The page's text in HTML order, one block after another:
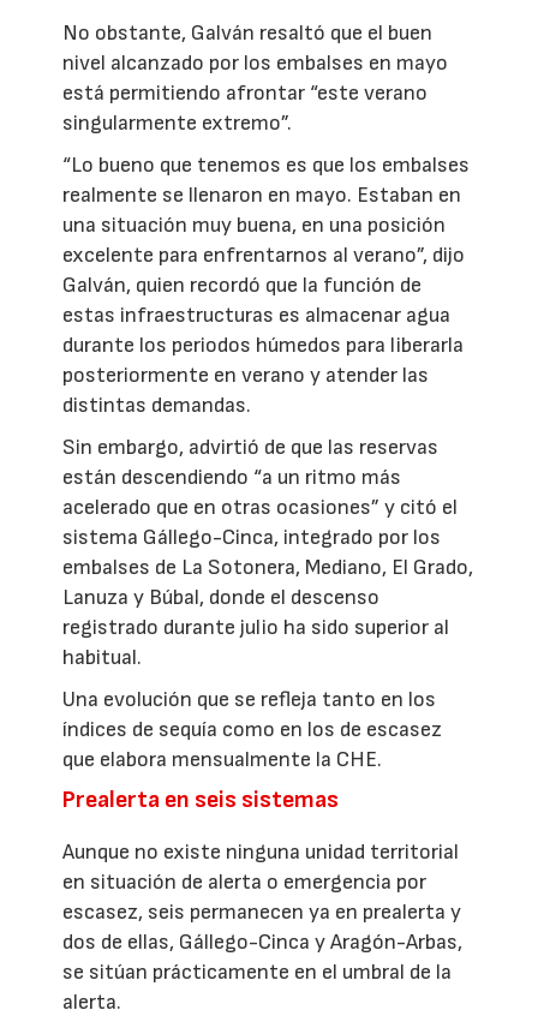
No obstante, Galván resaltó que el buen
nivel alcanzado por los embalses en mayo
está permitiendo afrontar “este verano
singularmente extremo”.
“Lo bueno que tenemos es que los embalses
realmente se llenaron en mayo. Estaban en
una situación muy buena, en una posición
excelente para enfrentarnos al verano”, dijo
Galván, quien recordó que la función de
estas infraestructuras es almacenar agua
durante los periodos húmedos para liberarla
posteriormente en verano y atender las
distintas demandas.
Sin embargo, advirtió de que las reservas
están descendiendo “a un ritmo más
acelerado que en otras ocasiones” y citó el
sistema Gállego-Cinca, integrado por los
embalses de La Sotonera, Mediano, El Grado,
Lanuza y Búbal, donde el descenso
registrado durante julio ha sido superior al
habitual.
Una evolución que se refleja tanto en los
índices de sequía como en los de escasez
que elabora mensualmente la CHE.
Prealerta en seis sistemas
Aunque no existe ninguna unidad territorial
en situación de alerta o emergencia por
escasez, seis permanecen ya en prealerta y
dos de ellas, Gállego-Cinca y Aragón-Arbas,
se sitúan prácticamente en el umbral de la
alerta.